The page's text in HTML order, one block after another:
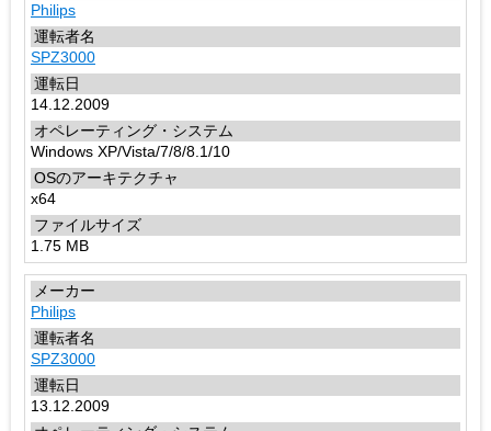
Philips
SPZ3000
14.12.2009
Windows XP/Vista/7/8/8.1/10
x64
1.75 MB
Philips
SPZ3000
13.12.2009